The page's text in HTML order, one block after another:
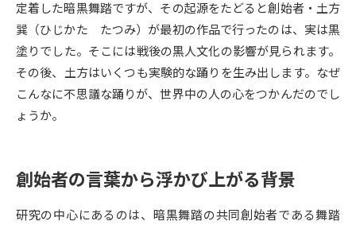
新増設大学・学部・学科特集
国際・グローバルに強い大学特
集
データサイエンス特集 奨学金・特待生制度特集
デジタルパンフレット
定着した暗黒舞踏ですが、その起源をたどると創始者・土方
巽（ひじかた たつみ）が最初の作品で行ったのは、実は黒
塗りでした。そこには戦後の黒人文化の影響が見られます。
その後、土方はいくつも実験的な踊りを生み出します。なぜ
こんなに不思議な踊りが、世界中の人の心をつかんだのでし
ょうか。
創始者の言葉から浮かび上がる背景
研究の中心にあるのは、暗黒舞踏の共同創始者である舞踏